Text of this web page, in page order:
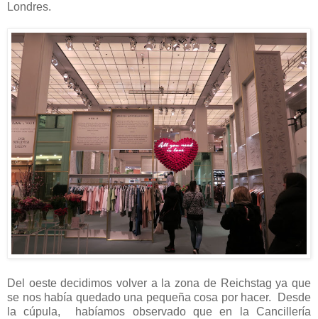
Londres.
Del oeste decidimos volver a la zona de Reichstag ya que
se nos había quedado una pequeña cosa por hacer. Desde
la cúpula, habíamos observado que en la Cancillería